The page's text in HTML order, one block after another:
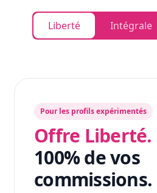
Liberté Intégrale
Pour les profils expérimentés
Offre Liberté.
100% de vos
commissions.